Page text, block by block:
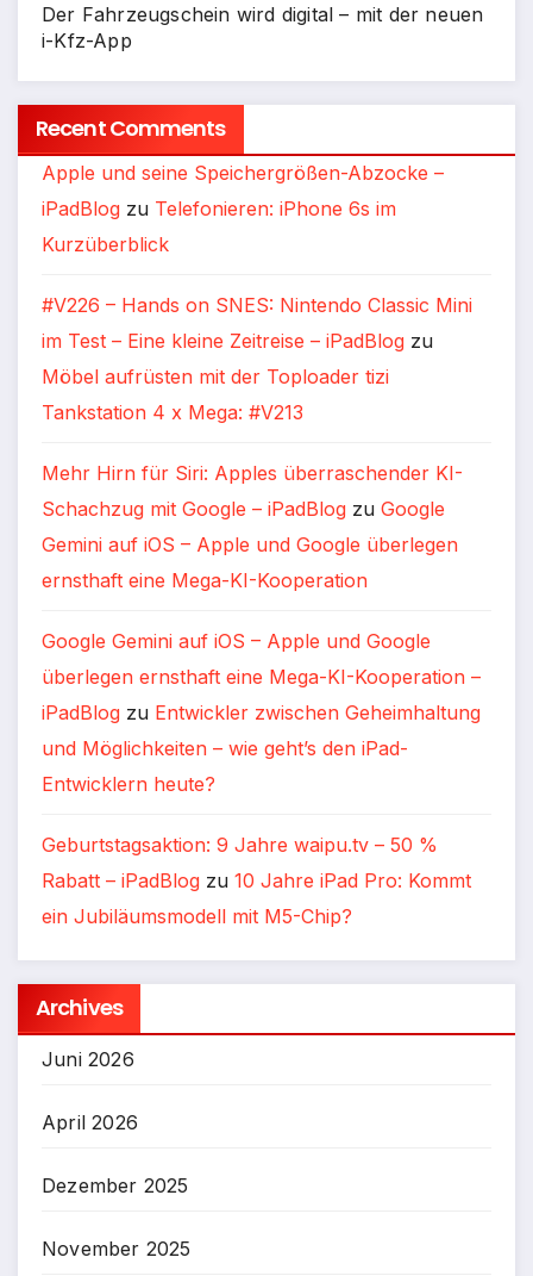
Der Fahrzeugschein wird digital – mit der neuen
i-Kfz-App
Recent Comments
Apple und seine Speichergrößen-Abzocke –
iPadBlog zu Telefonieren: iPhone 6s im
Kurzüberblick
#V226 – Hands on SNES: Nintendo Classic Mini
im Test – Eine kleine Zeitreise – iPadBlog zu
Möbel aufrüsten mit der Toploader tizi
Tankstation 4 x Mega: #V213
Mehr Hirn für Siri: Apples überraschender KI-
Schachzug mit Google – iPadBlog zu Google
Gemini auf iOS – Apple und Google überlegen
ernsthaft eine Mega-KI-Kooperation
Google Gemini auf iOS – Apple und Google
überlegen ernsthaft eine Mega-KI-Kooperation –
iPadBlog zu Entwickler zwischen Geheimhaltung
und Möglichkeiten – wie geht’s den iPad-
Entwicklern heute?
Geburtstagsaktion: 9 Jahre waipu.tv – 50 %
Rabatt – iPadBlog zu 10 Jahre iPad Pro: Kommt
ein Jubiläumsmodell mit M5-Chip?
Archives
Juni 2026
April 2026
Dezember 2025
November 2025